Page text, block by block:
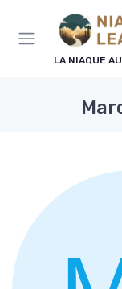
LA NIAQUE